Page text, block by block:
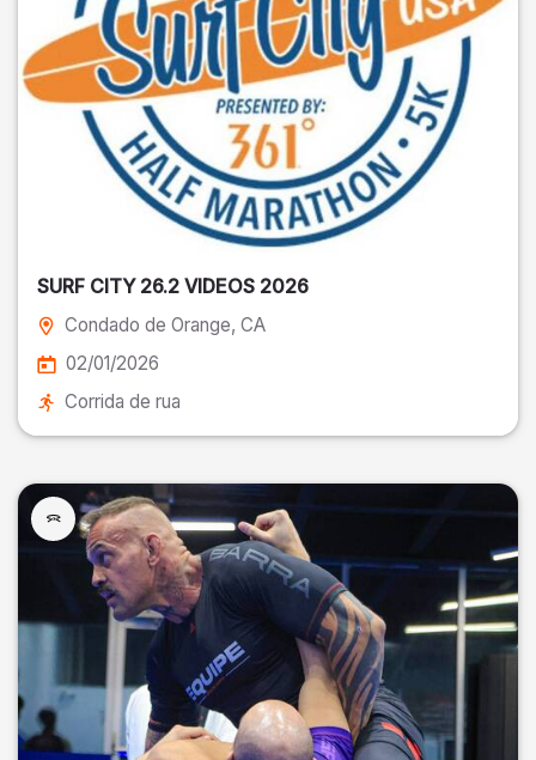
SURF CITY 26.2 VIDEOS 2026
Condado de Orange, CA
02/01/2026
Corrida de rua